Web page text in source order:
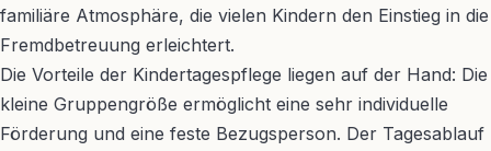
familiäre Atmosphäre, die vielen Kindern den Einstieg in die
Fremdbetreuung erleichtert.
Die Vorteile der Kindertagespflege liegen auf der Hand: Die
kleine Gruppengröße ermöglicht eine sehr individuelle
Förderung und eine feste Bezugsperson. Der Tagesablauf